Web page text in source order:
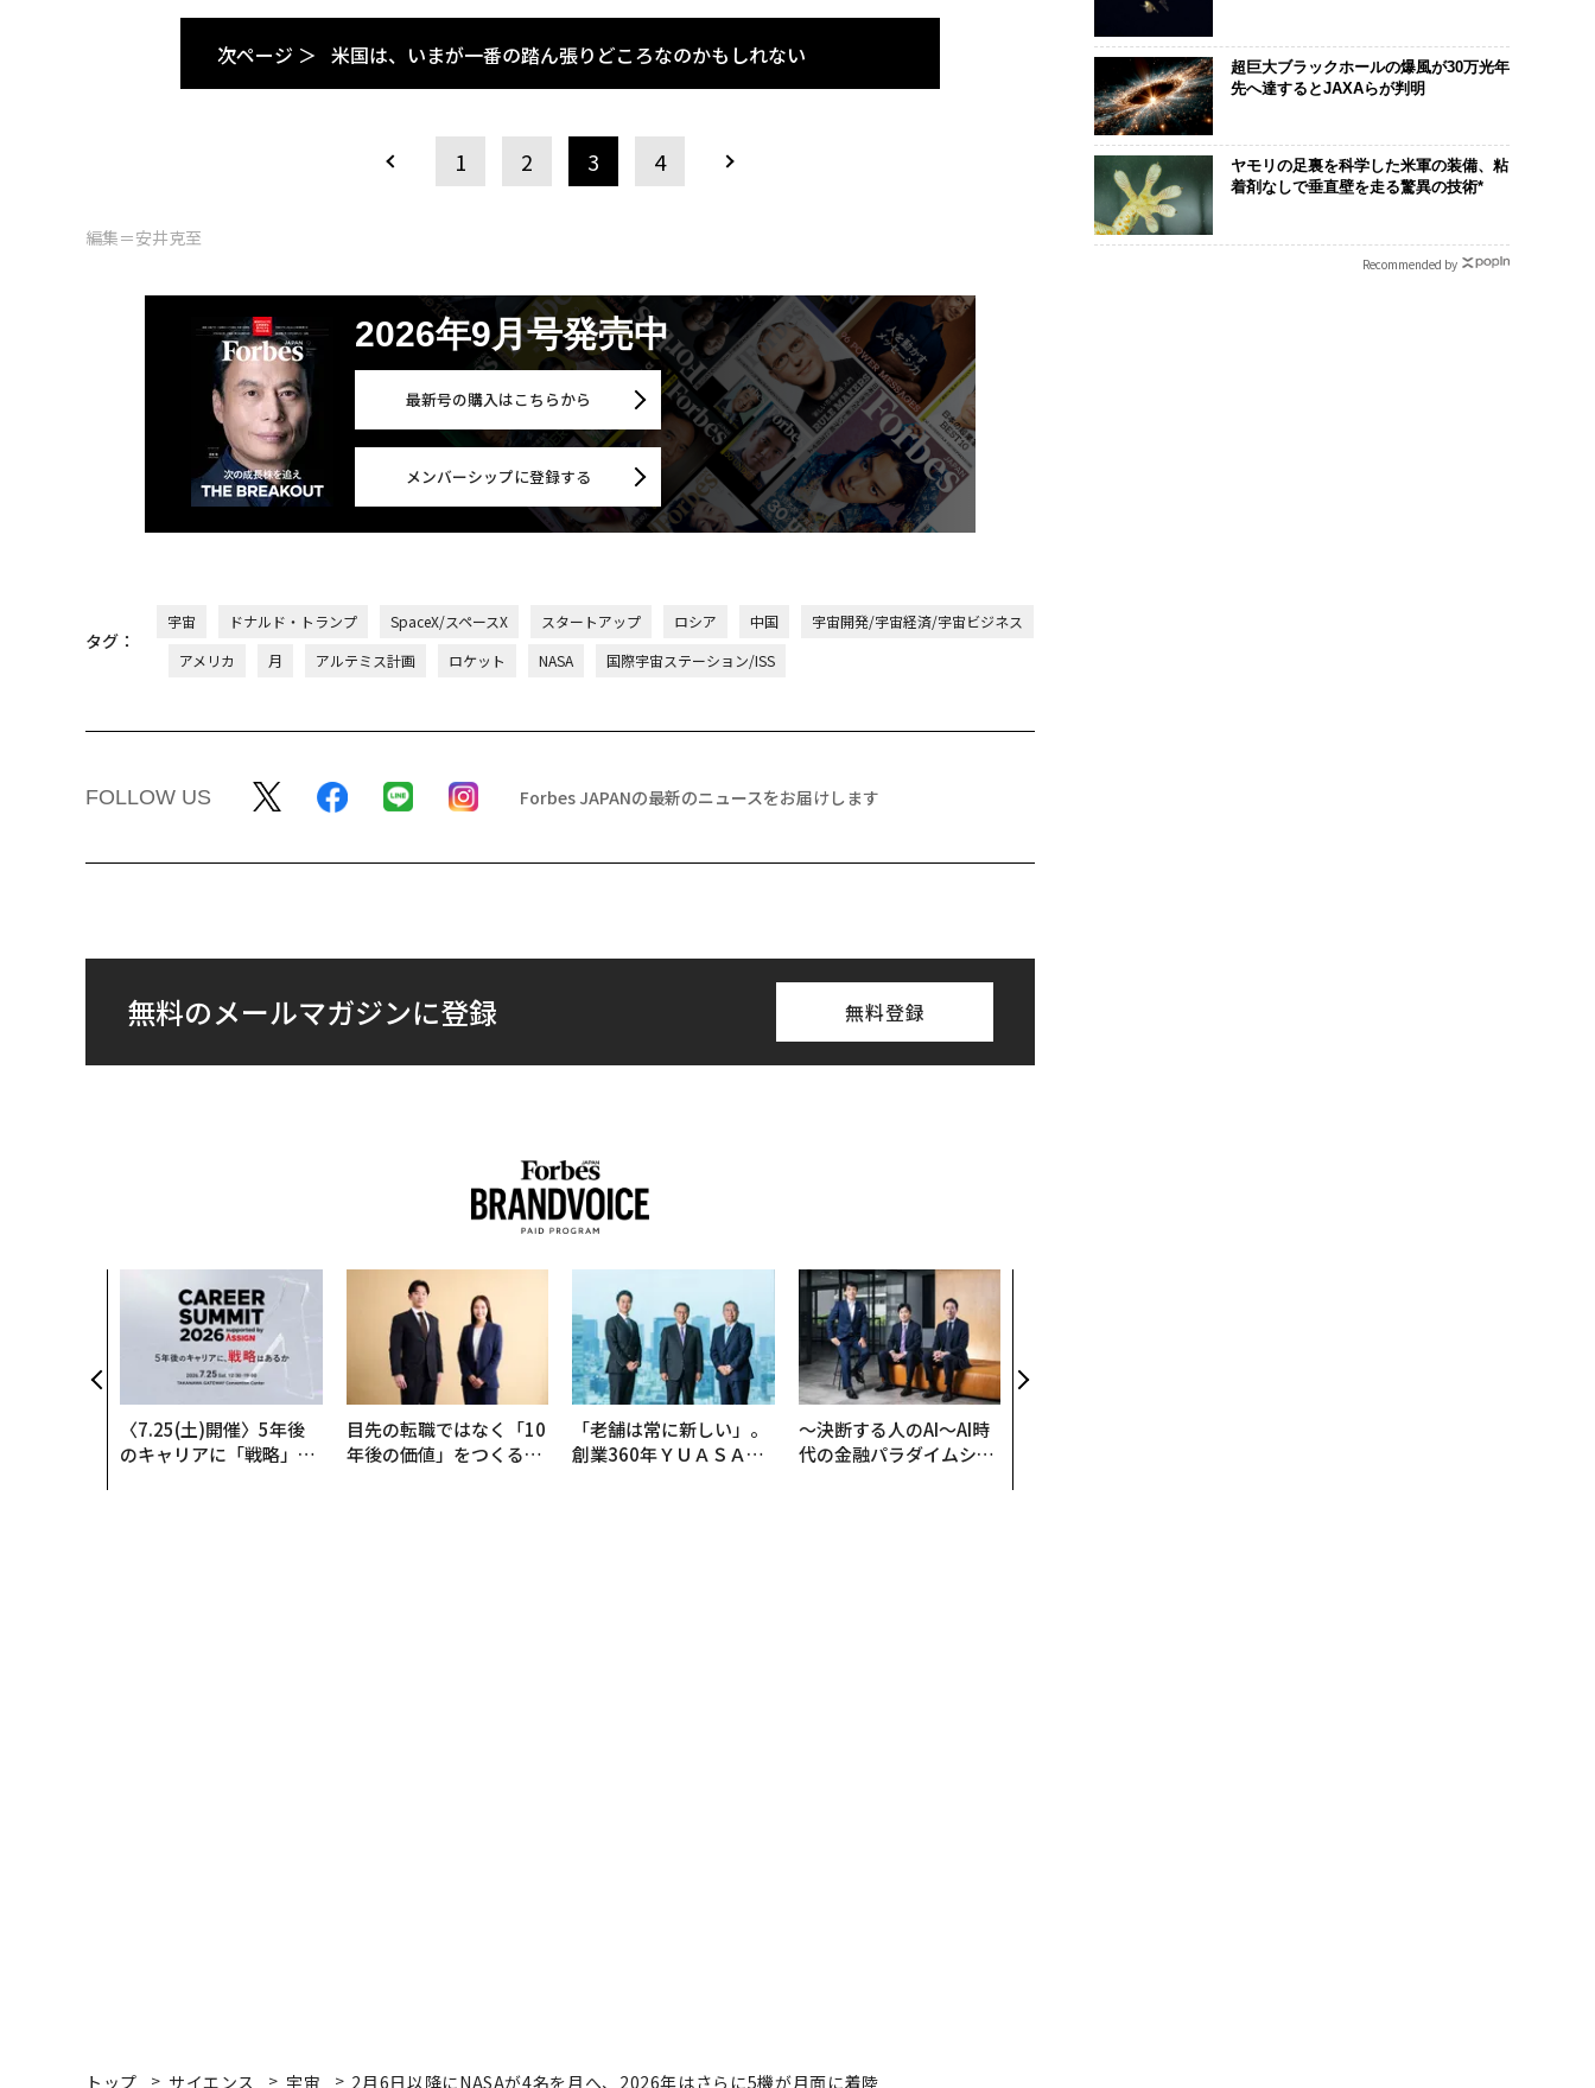
次ページ ＞ 米国は、いまが一番の踏ん張りどころなのかもしれない
1 2 3 4
編集＝安井克至
2026年9月号発売中
最新号の購入はこちらから
メンバーシップに登録する
タグ：
宇宙 ドナルド・トランプ SpaceX/スペースX スタートアップ ロシア 中国
宇宙開発/宇宙経済/宇宙ビジネス
アメリカ
月 アルテミス計画 ロケット NASA 国際宇宙ステーション/ISS
FOLLOW US Forbes JAPANの最新のニュースをお届けします
無料のメールマガジンに登録 無料登録
〈7.25(土)開催〉5年後
のキャリアに「戦略」は
目先の転職ではなく「10
年後の価値」をつくる─
「老舗は常に新しい」。
創業360年ＹＵＡＳＡと
〜決断する人のAI〜AI時
代の金融パラダイムシフ
超巨大ブラックホールの爆風が30万光年
先へ達するとJAXAらが判明
ヤモリの足裏を科学した米軍の装備、粘
着剤なしで垂直壁を走る驚異の技術*
Recommended by